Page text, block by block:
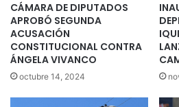
CÁMARA DE DIPUTADOS
APROBÓ SEGUNDA
ACUSACIÓN
CONSTITUCIONAL CONTRA
ÁNGELA VIVANCO
octubre 14, 2024